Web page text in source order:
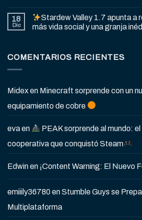
18
Dic
Stardew Valley 1.7 apunta a
más vida social y una granja
COMENTARIOS RECIENTES
Midexen Minecraft sorprende con un
equipamiento de cobre
evaen
PEAK sorprende al mundo:
cooperativa que conquistó Steam
Edwinen ¡Content Warning: El Nuevo
emiiily36780enStumble Guys se
Multiplataforma